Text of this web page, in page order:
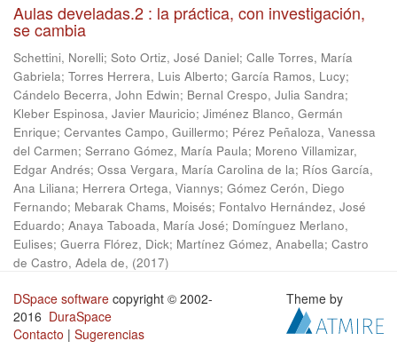
Aulas develadas.2 : la práctica, con investigación,
se cambia
Schettini, Norelli; Soto Ortiz, José Daniel; Calle Torres, María
Gabriela; Torres Herrera, Luis Alberto; García Ramos, Lucy;
Cándelo Becerra, John Edwin; Bernal Crespo, Julia Sandra;
Kleber Espinosa, Javier Mauricio; Jiménez Blanco, Germán
Enrique; Cervantes Campo, Guillermo; Pérez Peñaloza, Vanessa
del Carmen; Serrano Gómez, María Paula; Moreno Villamizar,
Edgar Andrés; Ossa Vergara, María Carolina de la; Ríos García,
Ana Liliana; Herrera Ortega, Viannys; Gómez Cerón, Diego
Fernando; Mebarak Chams, Moisés; Fontalvo Hernández, José
Eduardo; Anaya Taboada, María José; Domínguez Merlano,
Eulises; Guerra Flórez, Dick; Martínez Gómez, Anabella; Castro
de Castro, Adela de, (2017)
DSpace software copyright © 2002-
2016 DuraSpace
Contacto | Sugerencias
Theme by